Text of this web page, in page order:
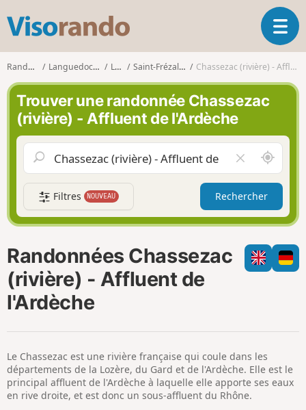
s
o
r
n
d
o
O
u
v
a
n
v
g
a
i
o
Randonnées Languedoc-Roussillon Lozère Saint-Frézal-d'Albuges Chassezac (rivière) - Affluent de l'Ardèche
Trouver une randonnée Chassezac
(rivière) - Affluent de l'Ardèche
i
d
e
r
l
e
h
A
u
t
u
r
d
e
m
Filtres NOUVEAU Rechercher
Randonnées Chassezac
(rivière) - Affluent de
l'Ardèche
Le Chassezac est une rivière française qui coule dans les
départements de la Lozère, du Gard et de l'Ardèche. Elle est le
principal affluent de l'Ardèche à laquelle elle apporte ses eaux
en rive droite, et est donc un sous-affluent du Rhône.